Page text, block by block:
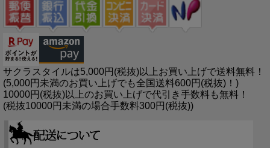
サクラスタイルは5,000円(税抜)以上お買い上げで送料無料！
(5,000円未満のお買い上げでも全国送料600円(税抜)！)
10000円(税抜)以上のお買い上げで代引き手数料も無料！
(税抜10000円未満の場合手数料300円(税抜))